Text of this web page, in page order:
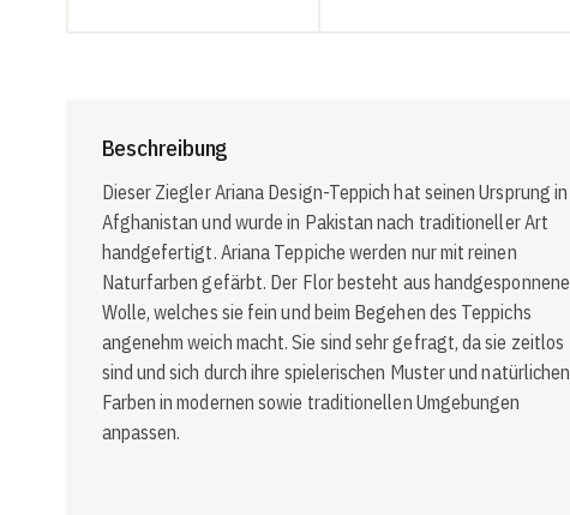
Beschreibung
Dieser Ziegler Ariana Design-Teppich hat seinen Ursprung in
Afghanistan und wurde in Pakistan nach traditioneller Art
handgefertigt. Ariana Teppiche werden nur mit reinen
Naturfarben gefärbt. Der Flor besteht aus handgesponnene
Wolle, welches sie fein und beim Begehen des Teppichs
angenehm weich macht. Sie sind sehr gefragt, da sie zeitlos
sind und sich durch ihre spielerischen Muster und natürlichen
Farben in modernen sowie traditionellen Umgebungen
anpassen.